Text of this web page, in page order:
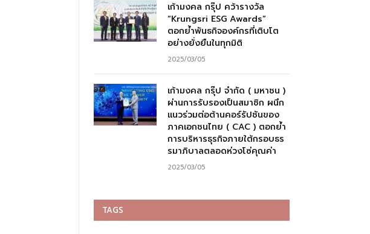
เก้ามงคล กรุ๊ป คว้ารางวัล
“Krungsri ESG Awards”
ตอกย้ำพันธกิจองค์กรที่เติบโต
อย่างยั่งยืนในทุกมิติ
2025/03/05
เก้ามงคล กรุ๊ป จำกัด ( มหาชน )
ผ่านการรับรองเป็นสมาชิก ผนึก
แนวร่วมต่อต้านคอร์รัปชันของ
ภาคเอกชนไทย ( CAC ) ตอกย้ำ
การบริหารธุรกิจภายใต้กรอบธร
รมาภิบาลตลอดห่วงโซ่คุณค่า
2025/03/05
TAGS